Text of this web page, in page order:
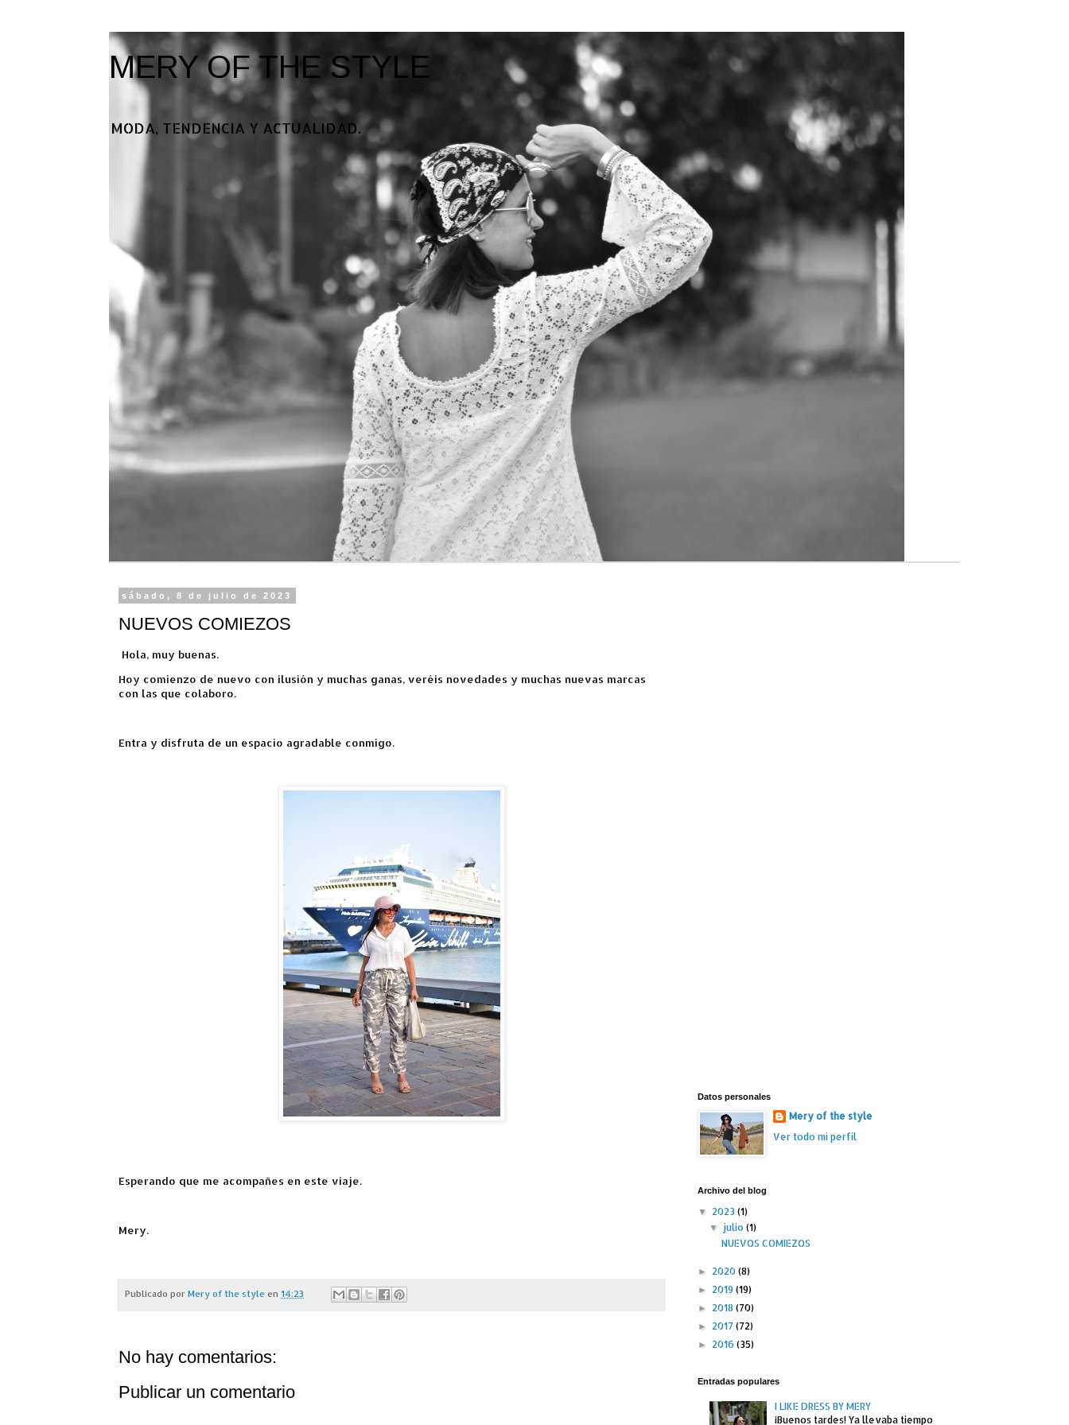
MERY OF THE STYLE
MODA, TENDENCIA Y ACTUALIDAD.
sábado, 8 de julio de 2023
NUEVOS COMIEZOS
Hola, muy buenas.
Hoy comienzo de nuevo con ilusión y muchas ganas, veréis novedades y muchas nuevas marcas
con las que colaboro.
Entra y disfruta de un espacio agradable conmigo.
Esperando que me acompañes en este viaje.
Mery.
Publicado por Mery of the style en 14:23
No hay comentarios:
Publicar un comentario
Datos personales
Mery of the style
Ver todo mi perfil
Archivo del blog
▼ 2023 (1)
▼ julio(1)
NUEVOS COMIEZOS
► 2020 (8)
► 2019 (19)
► 2018 (70)
► 2017 (72)
► 2016 (35)
Entradas populares
I LIKE DRESS BY MERY
¡Buenos tardes! Ya llevaba tiempo